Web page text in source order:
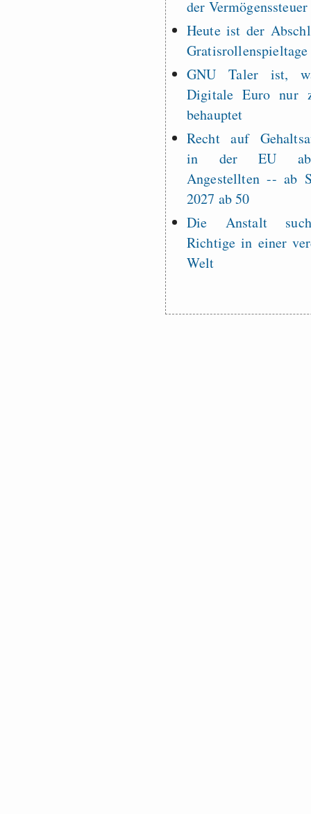
der Vermögenssteuer
Heute ist der
GNU Taler ist,
Digitale Euro nur
behauptet
Recht auf
in der EU
Angestellten -- ab
2027 ab 50
Die Anstalt
Richtige in einer
Welt